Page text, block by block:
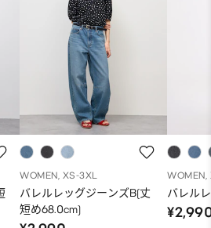
WOMEN, XS-3XL
バレルレッグジーンズB(丈
短め68.0cm)
WOMEN,
バレル